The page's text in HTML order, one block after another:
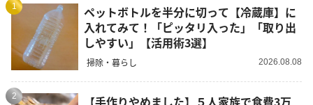
1
ペットボトルを半分に切って【冷蔵庫】に
入れてみて！「ピッタリ入った」「取り出
しやすい」【活用術3選】
掃除・暮らし 2026.08.08
2
【手作りやめました】５人家族で食費3万